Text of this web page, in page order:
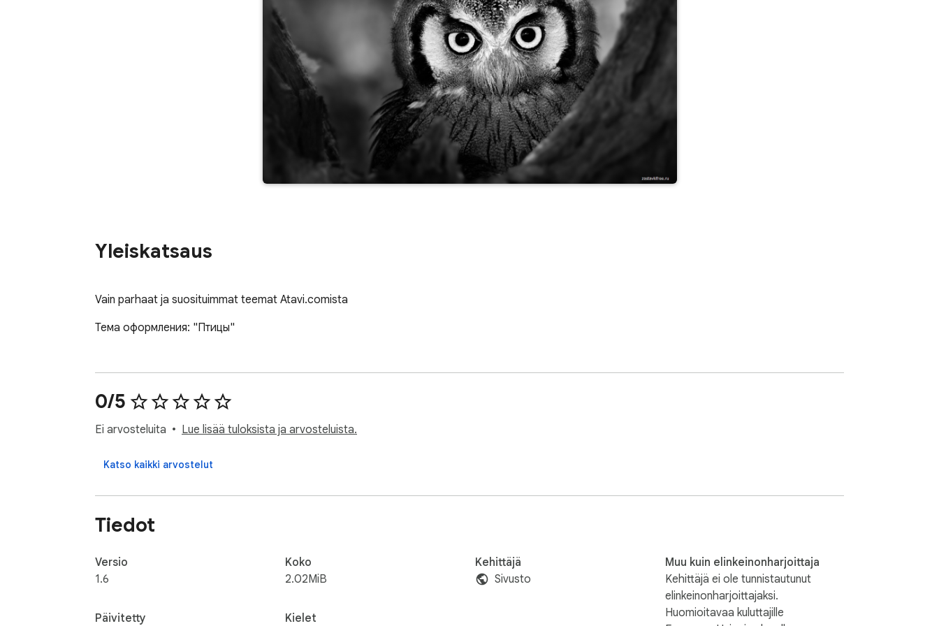
Yleiskatsaus
Vain parhaat ja suosituimmat teemat Atavi.comista
Тема оформления: "Птицы"
0/5
Ei arvosteluita Lue lisää tuloksista ja arvosteluista.
Katso kaikki arvostelut
Tiedot
Versio
1.6
Päivitetty
Koko
2.02MiB
Kielet
Kehittäjä
Sivusto
Muu kuin elinkeinonharjoittaja
Kehittäjä ei ole tunnistautunut
elinkeinonharjoittajaksi.
Huomioitavaa kuluttajille